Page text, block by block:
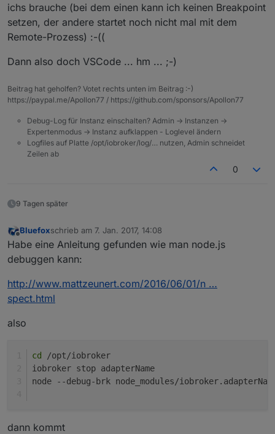
ichs brauche (bei dem einen kann ich keinen Breakpoint
setzen, der andere startet noch nicht mal mit dem
Remote-Prozess) :-((
Dann also doch VSCode ... hm ... ;-)
Beitrag hat geholfen? Votet rechts unten im Beitrag :-)
https://paypal.me/Apollon77 / https://github.com/sponsors/Apollon77
Debug-Log für Instanz einschalten? Admin -> Instanzen ->
Expertenmodus -> Instanz aufklappen - Loglevel ändern
Logfiles auf Platte /opt/iobroker/log/… nutzen, Admin schneidet
Zeilen ab
0
9 Tagen später
Offline
Bluefoxschrieb am 7. Jan. 2017, 14:08
zuletzt editiert von
Habe eine Anleitung gefunden wie man node.js
debuggen kann:
http://www.mattzeunert.com/2016/06/01/n …
spect.html
also
cd
/opt/iobroker
iobroker stop adapterName
node --debug-brk node_modules/
dann kommt